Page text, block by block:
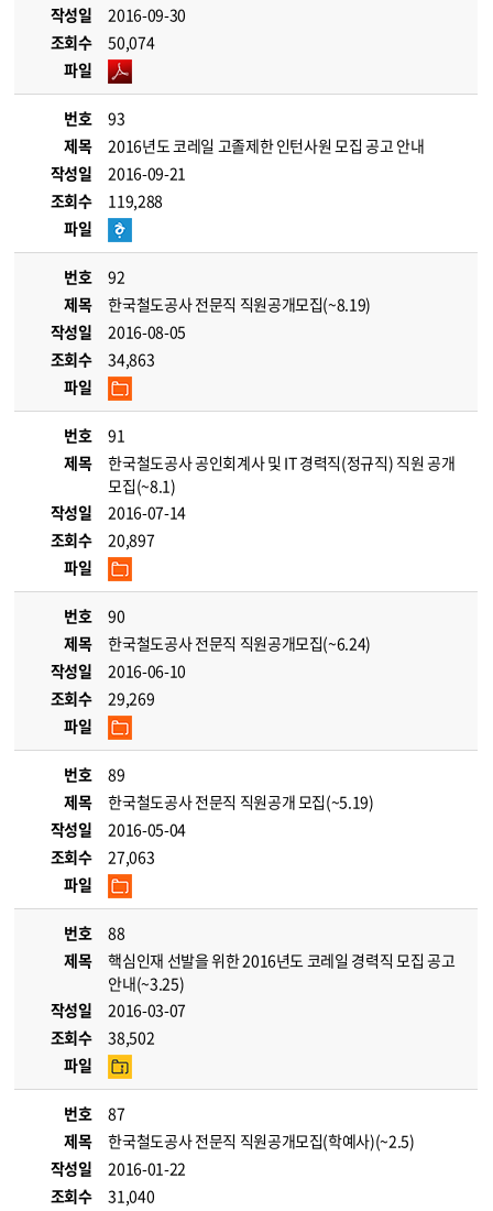
작성일
2016-09-30
조회수
50,074
파일
번호
93
제목
2016년도 코레일 고졸제한 인턴사원 모집 공고 안내
작성일
2016-09-21
조회수
119,288
파일
번호
92
제목
한국철도공사 전문직 직원공개모집(~8.19)
작성일
2016-08-05
조회수
34,863
파일
번호
91
제목
한국철도공사 공인회계사 및 IT 경력직(정규직) 직원 공개
모집(~8.1)
작성일
2016-07-14
조회수
20,897
파일
번호
90
제목
한국철도공사 전문직 직원공개모집(~6.24)
작성일
2016-06-10
조회수
29,269
파일
번호
89
제목
한국철도공사 전문직 직원공개 모집(~5.19)
작성일
2016-05-04
조회수
27,063
파일
번호
88
제목
핵심인재 선발을 위한 2016년도 코레일 경력직 모집 공고
안내(~3.25)
작성일
2016-03-07
조회수
38,502
파일
번호
87
제목
한국철도공사 전문직 직원공개모집(학예사)(~2.5)
작성일
2016-01-22
조회수
31,040